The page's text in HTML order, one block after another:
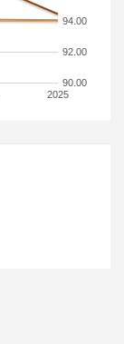
2025
90.00
92.00
94.00